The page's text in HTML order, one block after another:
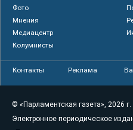
Фото
Мнения
Медиацентр
Колумнисты
Контакты Реклама
© «Парламентская газета», 2026 г.
Электронное периодическое